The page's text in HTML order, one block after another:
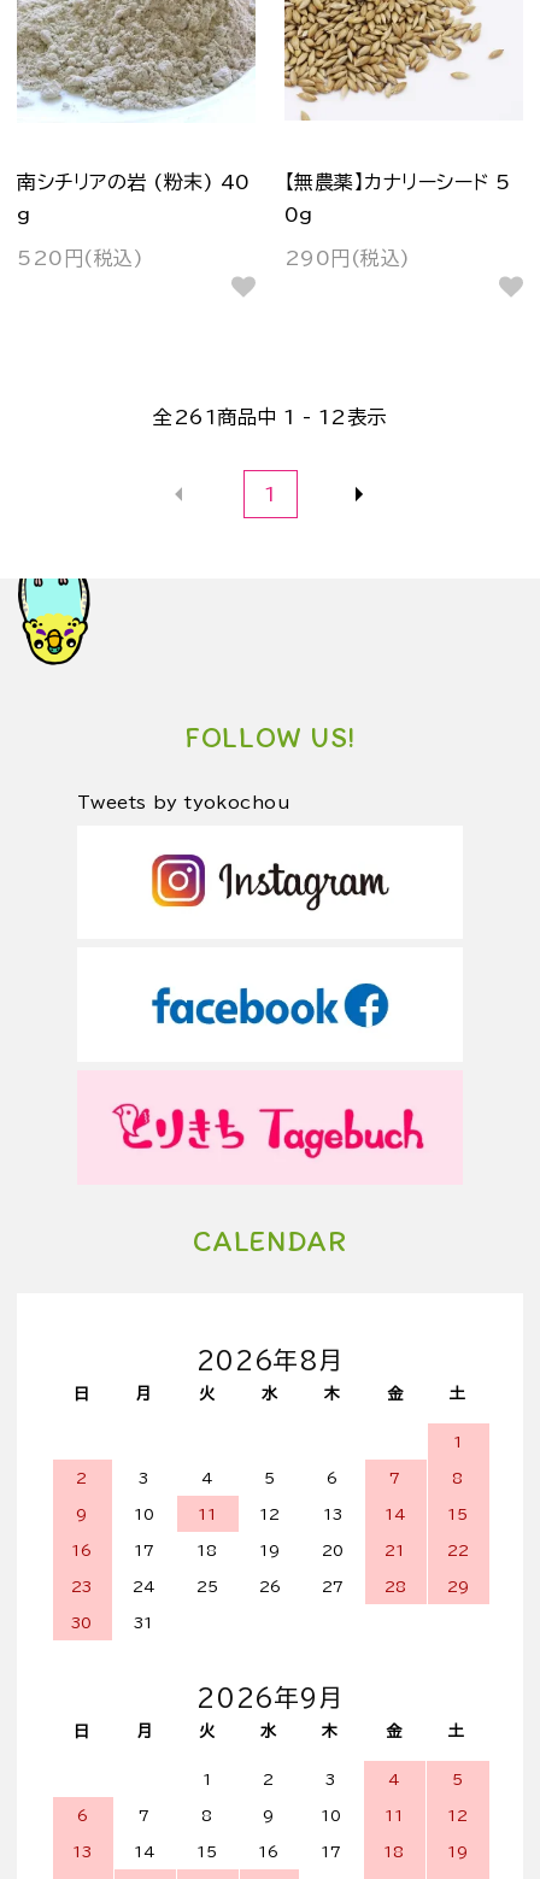
南シチリアの岩 (粉末) 40
g
520円(税込)
【無農薬】カナリーシード 5
0g
290円(税込)
全261商品中 1 - 12表示
1
FOLLOW US!
Tweets by tyokochou
CALENDAR
2026年8月
日 月 火 水 木 金 土
1
2 3 4 5 6 7 8
9 10 11 12 13 14 15
16 17 18 19 20 21 22
23 24 25 26 27 28 29
30 31
2026年9月
日 月 火 水 木 金 土
1 2 3 4 5
6 7 8 9 10 11 12
13 14 15 16 17 18 19